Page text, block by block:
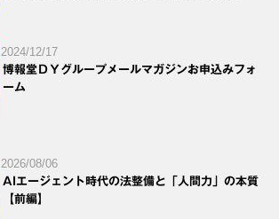
2024/12/17
博報堂ＤＹグループメールマガジンお申込みフォ
ーム
2026/08/06
AIエージェント時代の法整備と「人間力」の本質
【前編】